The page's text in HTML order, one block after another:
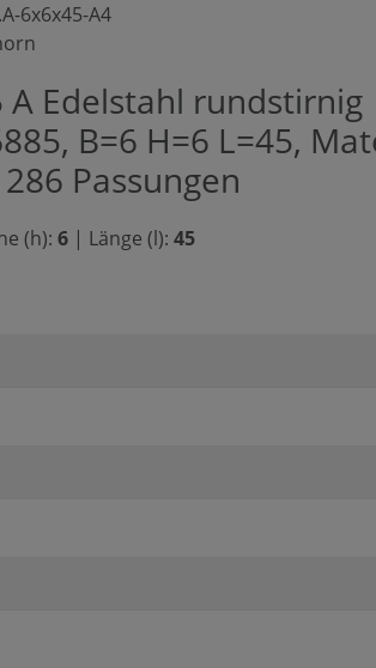
6x6x45-A4
A Edelstahl rundstirnig
B=6 H=6 L=45,
Passungen
(h): 6 | Länge (l): 45